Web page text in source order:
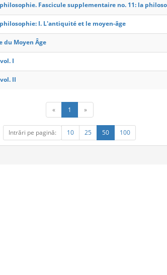
Fascicule supplementaire no. 11: la
I. L'antiquité et le moyen-âge
du Moyen Âge
I
II
« 1 »
Intrări pe pagină: 10 25 50 100